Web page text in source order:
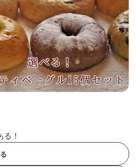
出典：item.rakuten.co.jp
！